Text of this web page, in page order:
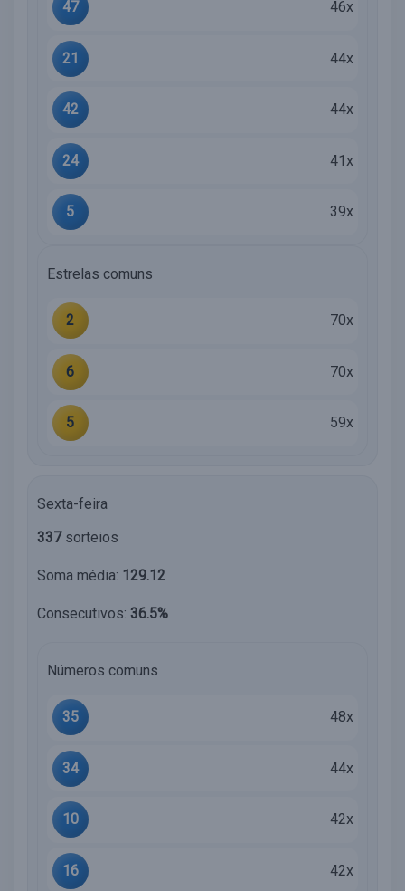
47 46x
21 44x
42 44x
24 41x
5 39x
Estrelas comuns
2 70x
6 70x
5 59x
Sexta-feira
337sorteios
Soma média: 129.12
Consecutivos: 36.5%
Números comuns
35 48x
34 44x
10 42x
16 42x